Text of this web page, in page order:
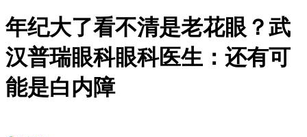
年纪大了看不清是老花眼？武
汉普瑞眼科眼科医生：还有可
能是白内障